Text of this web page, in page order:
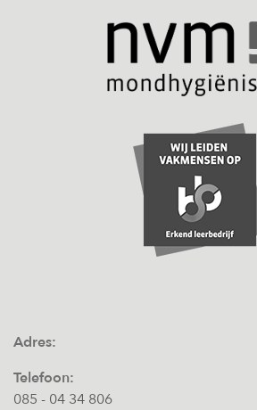
Adres:
Telefoon:
085 - 04 34 806